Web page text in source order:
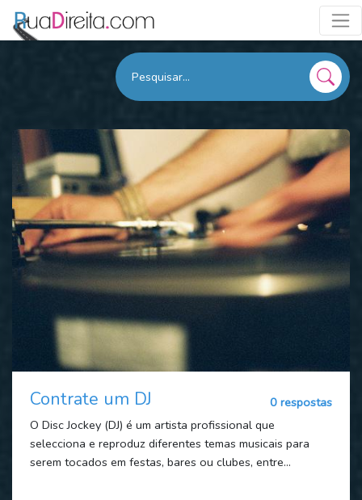
Contrate um DJ
0 respostas
O Disc Jockey (DJ) é um artista profissional que
selecciona e reproduz diferentes temas musicais para
serem tocados em festas, bares ou clubes, entre...